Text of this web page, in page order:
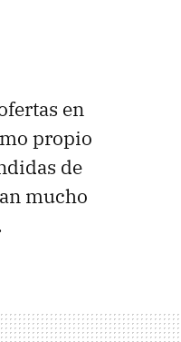
en
propio
de
mucho